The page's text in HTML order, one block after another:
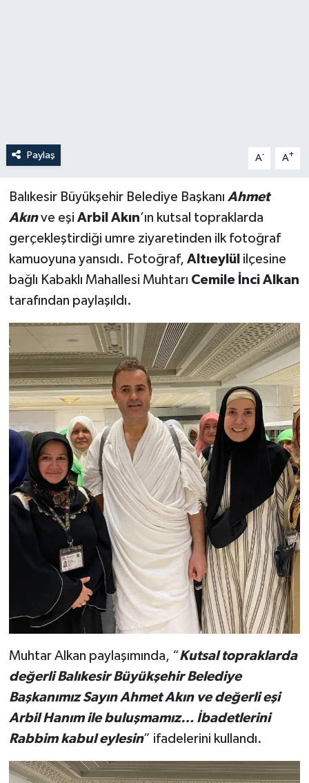
Paylaş A- A+
Balıkesir Büyükşehir Belediye Başkanı Ahmet
Akınve eşi Arbil Akın’ın kutsal topraklarda
gerçekleştirdiği umre ziyaretinden ilk fotoğraf
kamuoyuna yansıdı. Fotoğraf, Altıeylül ilçesine
bağlı Kabaklı Mahallesi Muhtarı Cemile İnci Alkan
tarafından paylaşıldı.
Muhtar Alkan paylaşımında, “Kutsal topraklarda
değerli Balıkesir Büyükşehir Belediye
Başkanımız Sayın Ahmet Akın ve değerli eşi
Arbil Hanım ile buluşmamız… İbadetlerini
Rabbim kabul eylesin” ifadelerini kullandı.